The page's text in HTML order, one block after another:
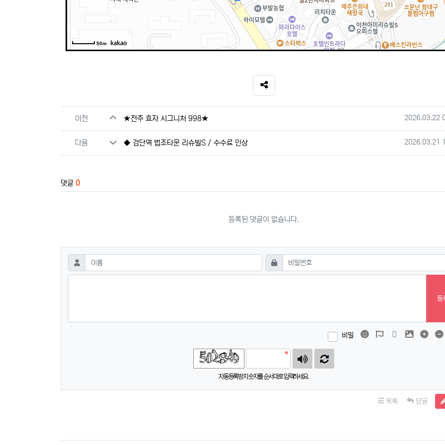
50m
SNS 공유
관련자료
이전 ★전주 효자 시그니처 998★ 작성일
2026.03.22
다음 ◆ 검단역 법조타운 리슈빌S / 수수료 인상 작성일
2026.03.21
댓글 0
등록된 댓글이 없습니다.
댓글쓰기
이름 필수 비밀번호필수
등
비밀 이모티콘폰트어썸동영상 이미지 댓글
자동등록방지 숫자를 순서대로 입력하세요.
목록 답글